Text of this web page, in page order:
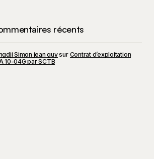
récents
Simon jean guysur Contrat d’exploitation
10-04G par SCTB